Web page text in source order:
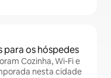
os hóspedes
Cozinha, Wi-Fi e
nesta cidade